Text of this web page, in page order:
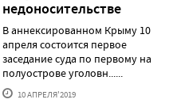
недоносительстве
В аннексированном Крыму 10
апреля состоится первое
заседание суда по первому на
полуострове уголовн......
10 АПРЕЛЯ'2019